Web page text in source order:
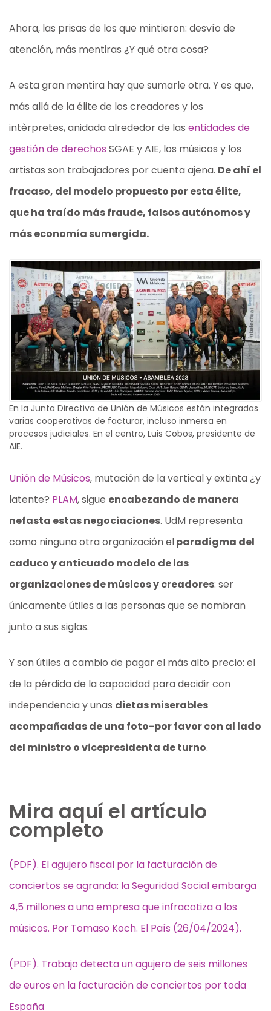
Ahora, las prisas de los que mintieron: desvío de
atención, más mentiras ¿Y qué otra cosa?
A esta gran mentira hay que sumarle otra. Y es que,
más allá de la élite de los creadores y los
intèrpretes, anidada alrededor de lasentidades de
gestión de derechos SGAE y AIE, los músicos y los
artistas son trabajadores por cuenta ajena. De ahí el
fracaso, del modelo propuesto por esta élite,
que ha traído más fraude, falsos autónomos y
más economía sumergida.
En la Junta Directiva de Unión de Músicos están integradas
varias cooperativas de facturar, incluso inmersa en
procesos judiciales. En el centro, Luis Cobos, presidente de
AIE.
Unión de Músicos, mutación de la vertical y extinta ¿y
latente? PLAM, sigue encabezando de manera
nefasta estas negociaciones. UdM representa
como ninguna otra organización elparadigma del
caduco y anticuado modelo de las
organizaciones de músicos y creadores: ser
únicamente útiles a las personas que se nombran
junto a sus siglas.
Y son útiles a cambio de pagar el más alto precio: el
de la pérdida de la capacidad para decidir con
independencia y unas dietas miserables
acompañadas de una foto-por favor con al lado
del ministro o vicepresidenta de turno.
Mira aquí el artículo
completo
(PDF). El agujero fiscal por la facturación de
conciertos se agranda: la Seguridad Social embarga
4,5 millones a una empresa que infracotiza a los
músicos. Por Tomaso Koch. El País (26/04/2024).
(PDF). Trabajo detecta un agujero de seis millones
de euros en la facturación de conciertos por toda
España